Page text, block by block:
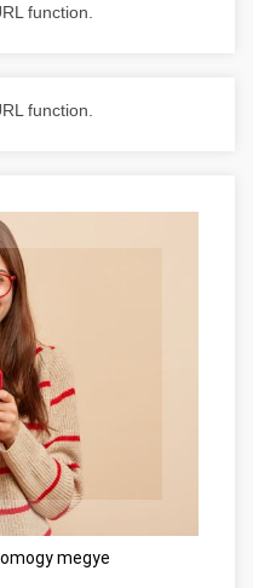
function.
function.
megye